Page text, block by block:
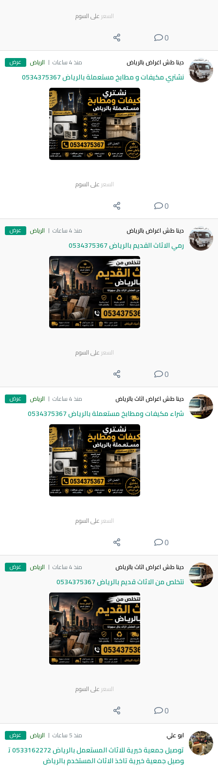
السعر على السوم
0
دينا طش اغراض بالرياض منذ 4 ساعات الرياض عرض
نشتري مكيفات و مطابخ مستعملة بالرياض 0534375367
السعر على السوم
0
دينا طش اغراض بالرياض منذ 4 ساعات الرياض عرض
رمي الاثاث القديم بالرياض 0534375367
السعر على السوم
0
دينا طش اغراض اثاث بالرياض منذ 4 ساعات الرياض عرض
شراء مكيفات ومطابخ مستعملة بالرياض 0534375367
السعر على السوم
0
دينا طش اغراض اثاث بالرياض منذ 4 ساعات الرياض عرض
نتخلص من الاثاث قديم بالرياض 0534375367
السعر على السوم
0
ابو علي منذ 5 ساعات الرياض عرض
توصيل جمعية خيرية للاثاث المستعمل بالرياض 0533162272 ت
وصيل جمعية خيرية تاخذ الاثاث المستخدم بالرياض